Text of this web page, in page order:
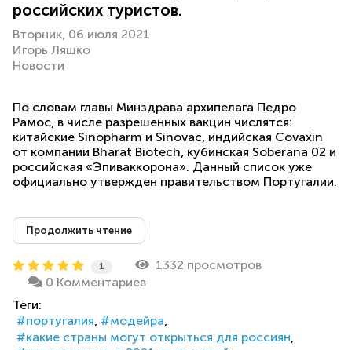
российских туристов.
Вторник, 06 июля 2021
Игорь Ляшко
Новости
По словам главы Минздрава архипелага Педро
Рамос, в числе разрешенных вакцин числятся:
китайские Sinopharm и Sinovac, индийская Covaxin
от компании Bharat Biotech, кубинская Soberana 02 и
российская «Эпиваккорона». Данный список уже
официально утвержден правительством Португалии.
Продолжить чтение
1
1332 просмотров
0 Комментариев
Теги:
португалия
модейра
какие страны могут открыться для россиян